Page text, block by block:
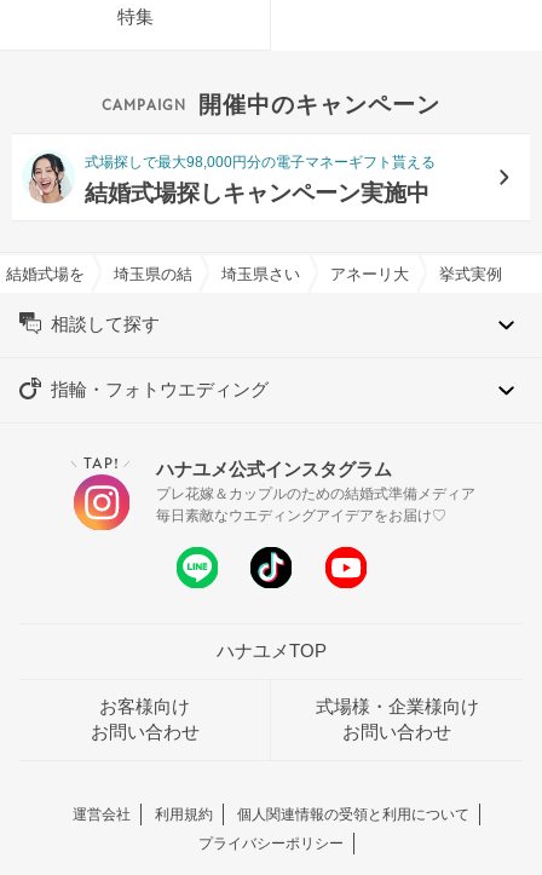
特集
開催中のキャンペーン
式場探しで最大98,000円分の電子マネーギフト貰える
結婚式場探しキャンペーン実施中
結婚式場を探すならハナユメ
埼玉県の結婚式場一覧埼玉県さいたま市の結婚式場一覧
アネーリ大宮（旧：ヴィラ
挙式実例
相談して探す
指輪・フォトウエディング
＼ TAP! ／ ハナユメ公式インスタグラム
プレ花嫁＆カップルのための結婚式準備メディア
毎日素敵なウエディングアイデアをお届け♡
ハナユメTOP
お客様向け
お問い合わせ
式場様・企業様向け
お問い合わせ
運営会社 利用規約
個人関連情報の受領と利用について
プライバシーポリシー